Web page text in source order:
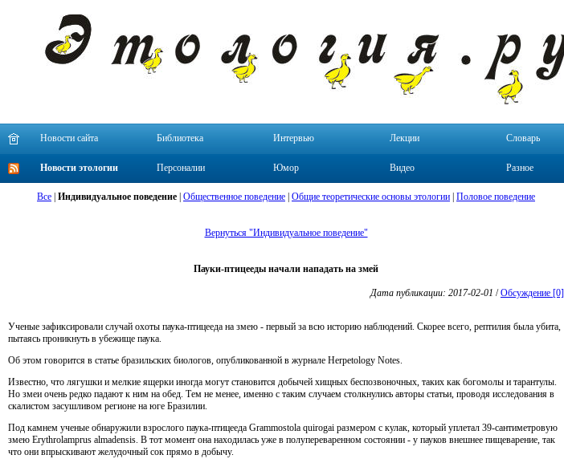
Новости сайта Библиотека Интервью Лекции Словарь
Новости этологии Персоналии Юмор Видео Разное
Все Индивидуальное поведение Общественное поведение Общие теоретические основы этологии Половое поведение
Вернуться "Индивидуальное поведение"
Пауки-птицееды начали нападать на змей
Дата публикации: 2017-02-01 /Обсуждение [0]
Ученые зафиксировали случай охоты паука-птицееда на змею - первый за всю историю наблюдений. Скорее всего, рептилия была убита,
пытаясь проникнуть в убежище паука.
Об этом говорится в статье бразильских биологов, опубликованной в журнале Herpetology Notes.
Известно, что лягушки и мелкие ящерки иногда могут становится добычей хищных беспозвоночных, таких как богомолы и тарантулы.
Но змеи очень редко падают к ним на обед. Тем не менее, именно с таким случаем столкнулись авторы статьи, проводя исследования в
скалистом засушливом регионе на юге Бразилии.
Под камнем ученые обнаружили взрослого паука-птицееда Grammostola quirogai размером с кулак, который уплетал 39-сантиметровую
змею Erythrolamprus almadensis. В тот момент она находилась уже в полупереваренном состоянии - у пауков внешнее пищеварение, так
что они впрыскивают желудочный сок прямо в добычу.